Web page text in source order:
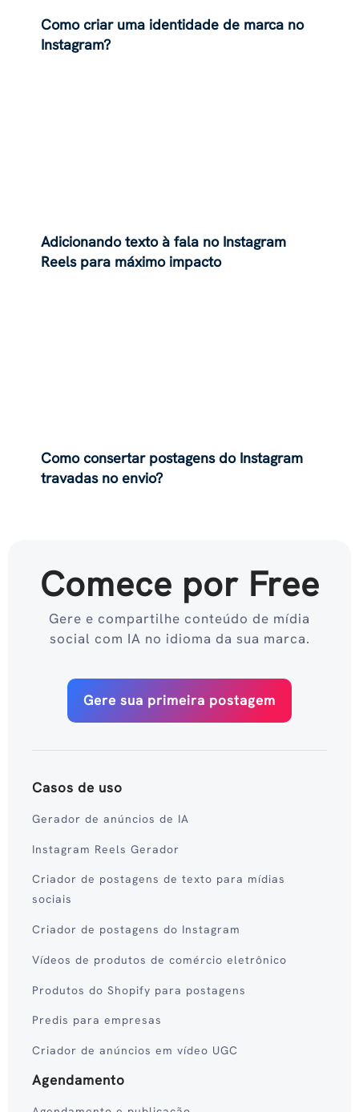
Como criar uma identidade de marca no
Instagram?
Adicionando texto à fala no Instagram
Reels para máximo impacto
Como consertar postagens do Instagram
travadas no envio?
Comece por Free
Gere e compartilhe conteúdo de mídia
social com IA no idioma da sua marca.
Gere sua primeira postagem
Casos de uso
Gerador de anúncios de IA
Instagram Reels Gerador
Criador de postagens de texto para mídias
sociais
Criador de postagens do Instagram
Vídeos de produtos de comércio eletrônico
Produtos do Shopify para postagens
Predis para empresas
Criador de anúncios em vídeo UGC
Agendamento